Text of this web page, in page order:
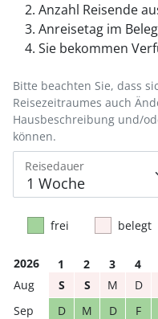
Anzahl Reisende
Anreisetag im
Sie bekommen
Reisedauer
Bitte beachten Sie, dass
Reisezeitraumes auch
Hausbeschreibung und/
können.
frei belegt
2026 1 2 3 4
S
S M D
D
M D F